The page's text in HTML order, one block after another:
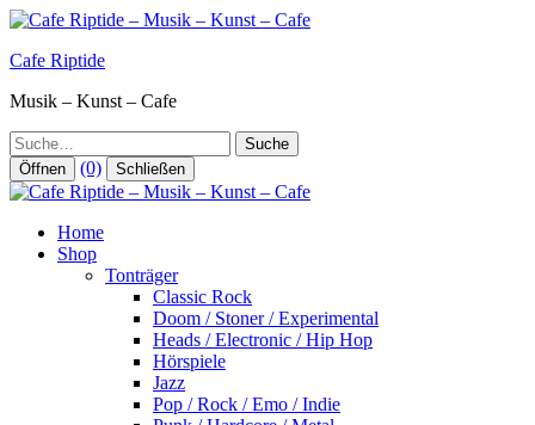
Zum
springen
Cafe Riptide
Musik – Kunst – Cafe
Suche
Öffnen (0) Schließen
Home
Shop
Tonträger
Classic Rock
Doom / Stoner / Experimental
Heads / Electronic / Hip Hop
Hörspiele
Jazz
Pop / Rock / Emo / Indie